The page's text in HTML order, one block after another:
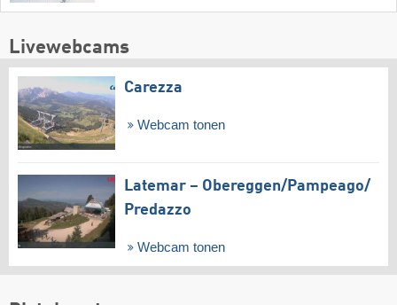
Livewebcams
Carezza
Webcam tonen
Latemar – Obereggen/​Pampeago/​
Predazzo
Webcam tonen